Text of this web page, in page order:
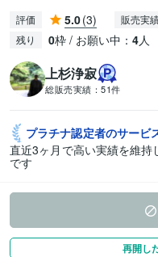
評価 5.0(3) 販売実
残り 0枠 / お願い中： 4人
上杉浄寂
総販売実績： 51件
プラチナ認定者のサービ
直近3ヶ月で高い実績を維持
です
再開し